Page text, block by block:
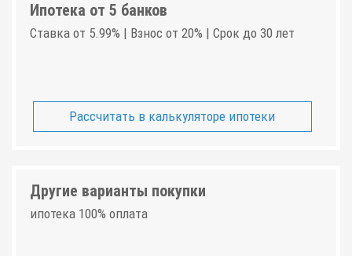
Ипотека от 5 банков
Ставка от 5.99% | Взнос от 20% | Срок до 30 лет
Рассчитать в калькуляторе ипотеки
Другие варианты покупки
ипотека 100% оплата